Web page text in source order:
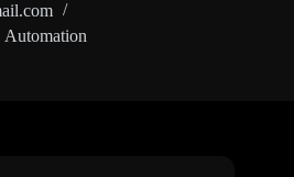
Automation